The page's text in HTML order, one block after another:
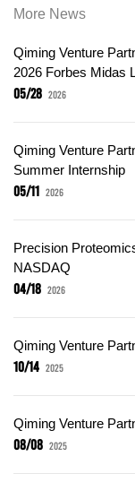
More News
Qiming Venture
2026 Forbes Midas
05/28 2026
Qiming Venture
Summer Internship
05/11 2026
Precision
NASDAQ
04/18 2026
Qiming Venture
10/14 2025
Qiming Venture
08/08 2025